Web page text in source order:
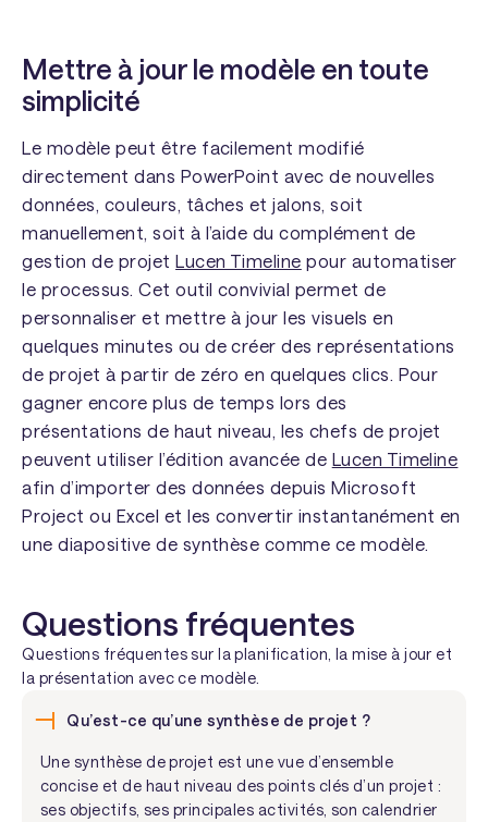
Mettre à jour le modèle en toute
simplicité
Le modèle peut être facilement modifié
directement dans PowerPoint avec de nouvelles
données, couleurs, tâches et jalons, soit
manuellement, soit à l’aide du complément de
gestion de projetLucen Timeline pour automatiser
le processus. Cet outil convivial permet de
personnaliser et mettre à jour les visuels en
quelques minutes ou de créer des représentations
de projet à partir de zéro en quelques clics. Pour
gagner encore plus de temps lors des
présentations de haut niveau, les chefs de projet
peuvent utiliser l’édition avancée de Lucen Timeline
afin d’importer des données depuis Microsoft
Project ou Excel et les convertir instantanément en
une diapositive de synthèse comme ce modèle.
Questions fréquentes
Questions fréquentes sur la planification, la mise à jour et
la présentation avec ce modèle.
Qu’est-ce qu’une synthèse de projet ?
Une synthèse de projet est une vue d’ensemble
concise et de haut niveau des points clés d’un projet :
ses objectifs, ses principales activités, son calendrier